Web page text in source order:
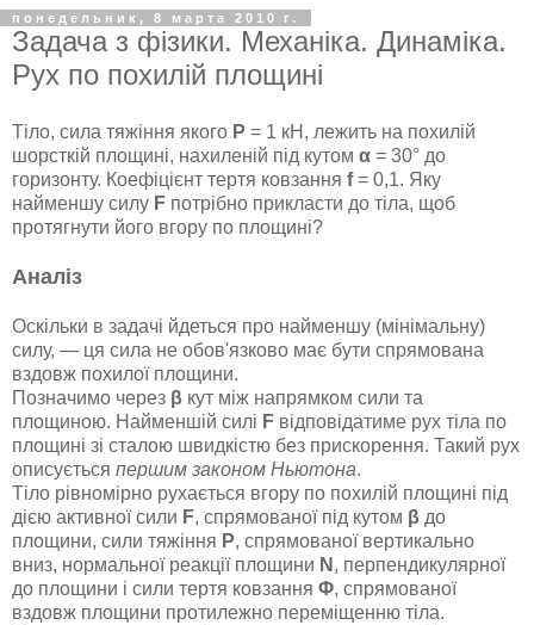
понедельник, 8 марта 2010 г.
Задача з фізики. Механіка. Динаміка.
Рух по похилій площині
Тіло, сила тяжіння якого P = 1 кН, лежить на похилій
шорсткій площині, нахиленій під кутом α = 30° до
горизонту. Коефіцієнт тертя ковзання f= 0,1. Яку
найменшу силу F потрібно прикласти до тіла, щоб
протягнути його вгору по площині?
Аналіз
Оскільки в задачі йдеться про найменшу (мінімальну)
силу, — ця сила не обов'язково має бути спрямована
вздовж похилої площини.
Позначимо через β кут між напрямком сили та
площиною. Найменшій силі F відповідатиме рух тіла по
площині зі сталою швидкістю без прискорення. Такий рух
описується першим законом Ньютона.
Тіло рівномірно рухається вгору по похилій площині під
дією активної сили F, спрямованої під кутом β до
площини, сили тяжіння P, спрямованої вертикально
вниз, нормальної реакції площини N , перпендикулярної
до площини і сили тертя ковзання Φ, спрямованої
вздовж площини протилежно переміщенню тіла.